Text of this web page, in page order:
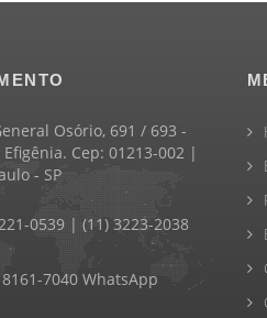
Osório, 691 / 693 -
Efigênia. Cep: 01213-002 |
- SP
0539 | (11) 3223-2038
7040 WhatsApp